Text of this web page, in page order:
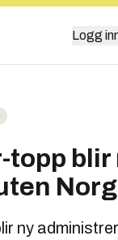
Logg
topp blir
ny